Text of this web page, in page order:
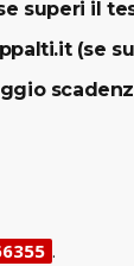
superi il
(se
.